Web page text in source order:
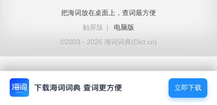
把海词放在桌面上，查词最方便
触屏版
|
电脑版
©2003 - 2026 海词词典(Dict.cn)
立即下载
立即下载